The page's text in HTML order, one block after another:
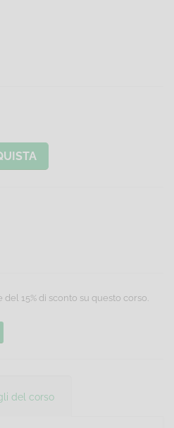
15% di sconto su questo corso.
del corso